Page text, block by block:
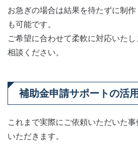
お急ぎの場合は結果を待たずに制
も可能です。
ご希望に合わせて柔軟に対応いた
相談ください。
補助金申請サポートの活
これまで実際にご依頼いただいた
いただきます。